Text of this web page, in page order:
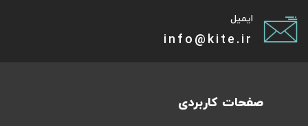
ایمیل
info@kite.ir
صفحات کاربردی